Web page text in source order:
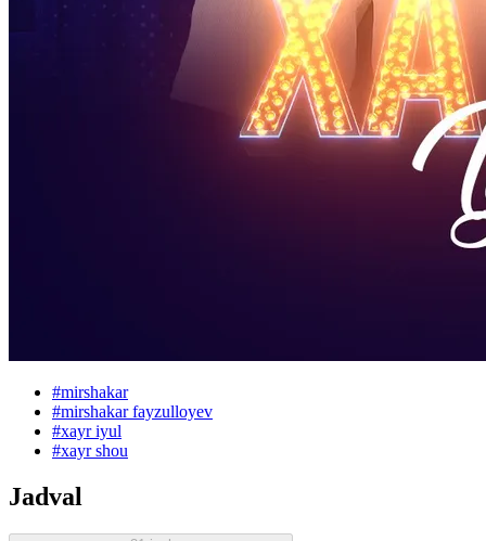
#mirshakar
#mirshakar fayzulloyev
#xayr iyul
#xayr shou
Jadval